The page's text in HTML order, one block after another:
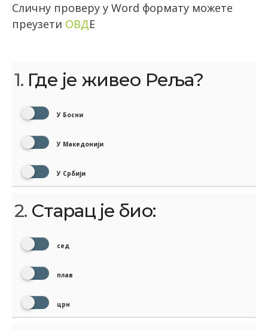
Сличну проверу у Word формату можете
преузети ОВДЕ
1. Где је живео Реља?
У Босни
У Македонији
У Србији
2. Старац је био:
сед
плав
црн